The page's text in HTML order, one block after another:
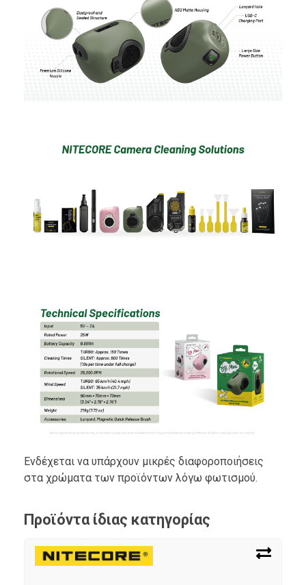
Ενδέχεται να υπάρχουν μικρές διαφοροποιήσεις
στα χρώματα των προϊόντων λόγω φωτισμού.
Προϊόντα ίδιας κατηγορίας